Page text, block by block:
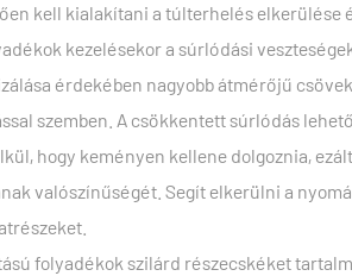
kell kialakítani a túlterhelés elkerülése
kezelésekor a súrlódási
érdekében nagyobb átmérőjű
szemben. A csökkentett súrlódás
hogy keményen kellene dolgoznia,
valószínűségét. Segít elkerülni a
folyadékok szilárd részecskéket